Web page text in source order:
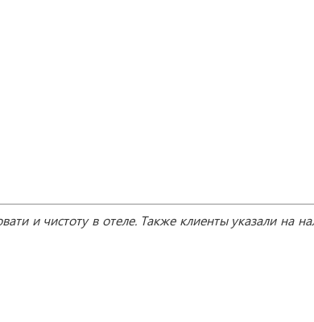
и чистоту в отеле. Также клиенты указали на